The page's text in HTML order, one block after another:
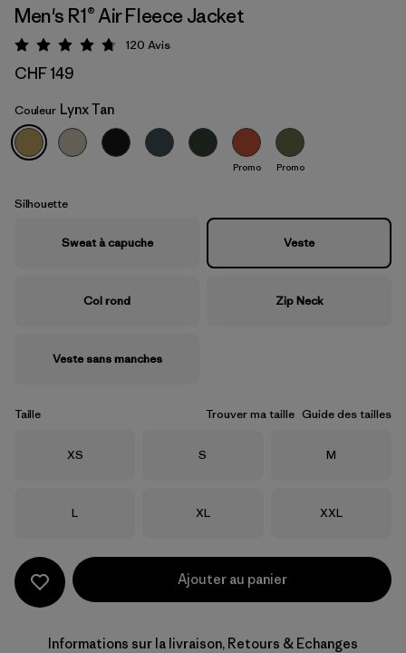
Lynx Tan
Men's R1® Air Fleece Jacket
Évaluation: 4.7 / 5
120 Avis
CHF 149
Couleur Lynx Tan
Promo Promo
Silhouette
Sweat à capuche Veste
Col rond Zip Neck
Veste sans manches
Taille Trouver ma taille Guide des tailles
Taille
XS Taille
S Taille
M
Taille
L Taille
XL Taille
XXL
Ajouter au panier
Informations sur la livraison, Retours & Echanges